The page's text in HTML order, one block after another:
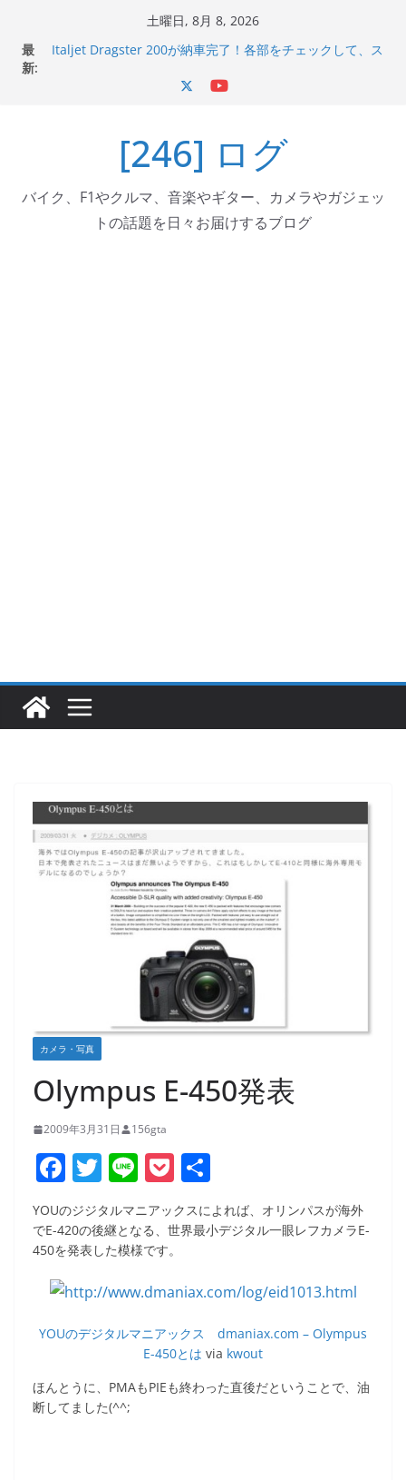
土曜日, 8月 8, 2026
最
新:
Italjet Dragster 200が納車完了！各部をチェックして、ス
器エフェクターが返礼品でもらえる！
Italjet Dragster 200のフロントISSサスの動きが判ったら
コーナリングが楽しくなった
[246] ログ
バイク、F1やクルマ、音楽やギター、カメラやガジェッ
トの話題を日々お届けするブログ
カメラ・写真
Olympus E-450発表
2009年3月31日 156gta
F
a
c
e
b
o
T
w
itt
er
Li
n
e
P
o
ck
有
YOUのジジタルマニアックスによれば、オリンパスが海外
でE-420の後継となる、世界最小デジタル一眼レフカメラE-
450を発表した模様です。
YOUのデジタルマニアックス dmaniax.com – Olympus
E-450とは via kwout
ほんとうに、PMAもPIEも終わった直後だということで、油
断してました(^^;